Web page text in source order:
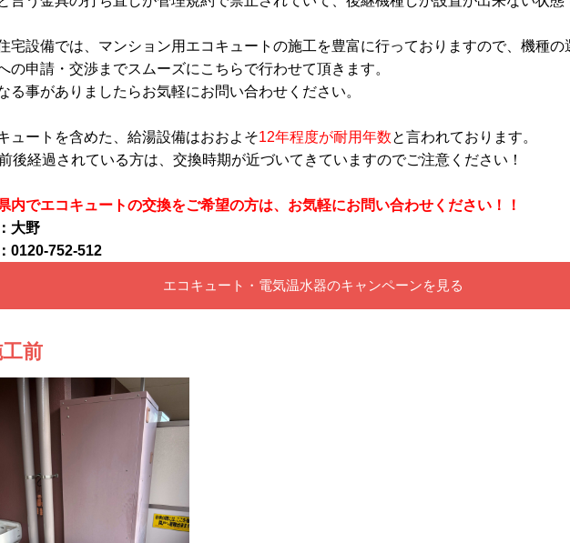
宅設備では、マンション用エコキュートの施工を豊富に行っておりますので、機種の
の申請・交渉までスムーズにこちらで行わせて頂きます。
る事がありましたらお気軽にお問い合わせください。
ュートを含めた、給湯設備はおおよそ12年程度が耐用年数と言われております。
後経過されている方は、交換時期が近づいてきていますのでご注意ください！
内でエコキュートの交換をご希望の方は、お気軽にお問い合わせください！！
大野
0120-752-512
エコキュート・電気温水器のキャンペーンを見る
前